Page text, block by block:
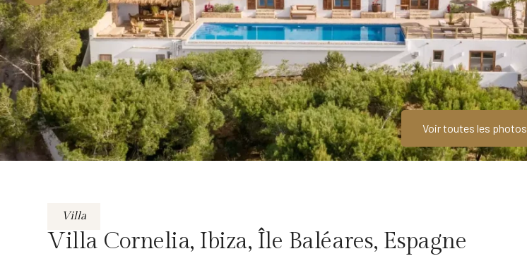
Voir toutes les photos
Villa
Villa Cornelia, Ibiza, Île Baléares, Espagne